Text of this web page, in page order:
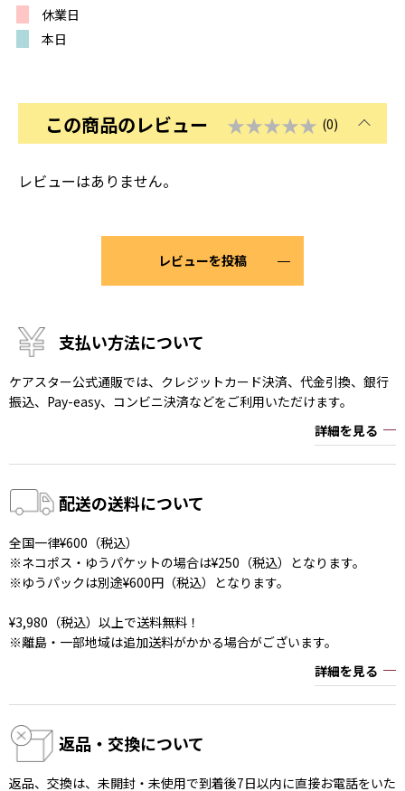
休業日
本日
この商品のレビュー ★★★★★ (0)
レビューはありません。
レビューを投稿
支払い方法について
ケアスター公式通販では、クレジットカード決済、代金引換、銀行
振込、Pay-easy、コンビニ決済などをご利用いただけます。
詳細を見る
配送の送料について
全国一律¥600（税込）
※ネコポス・ゆうパケットの場合は¥250（税込）となります。
※ゆうパックは別途¥600円（税込）となります。
¥3,980（税込）以上で送料無料！
※離島・一部地域は追加送料がかかる場合がございます。
詳細を見る
返品・交換について
返品、交換は、未開封・未使用で到着後7日以内に直接お電話をいた